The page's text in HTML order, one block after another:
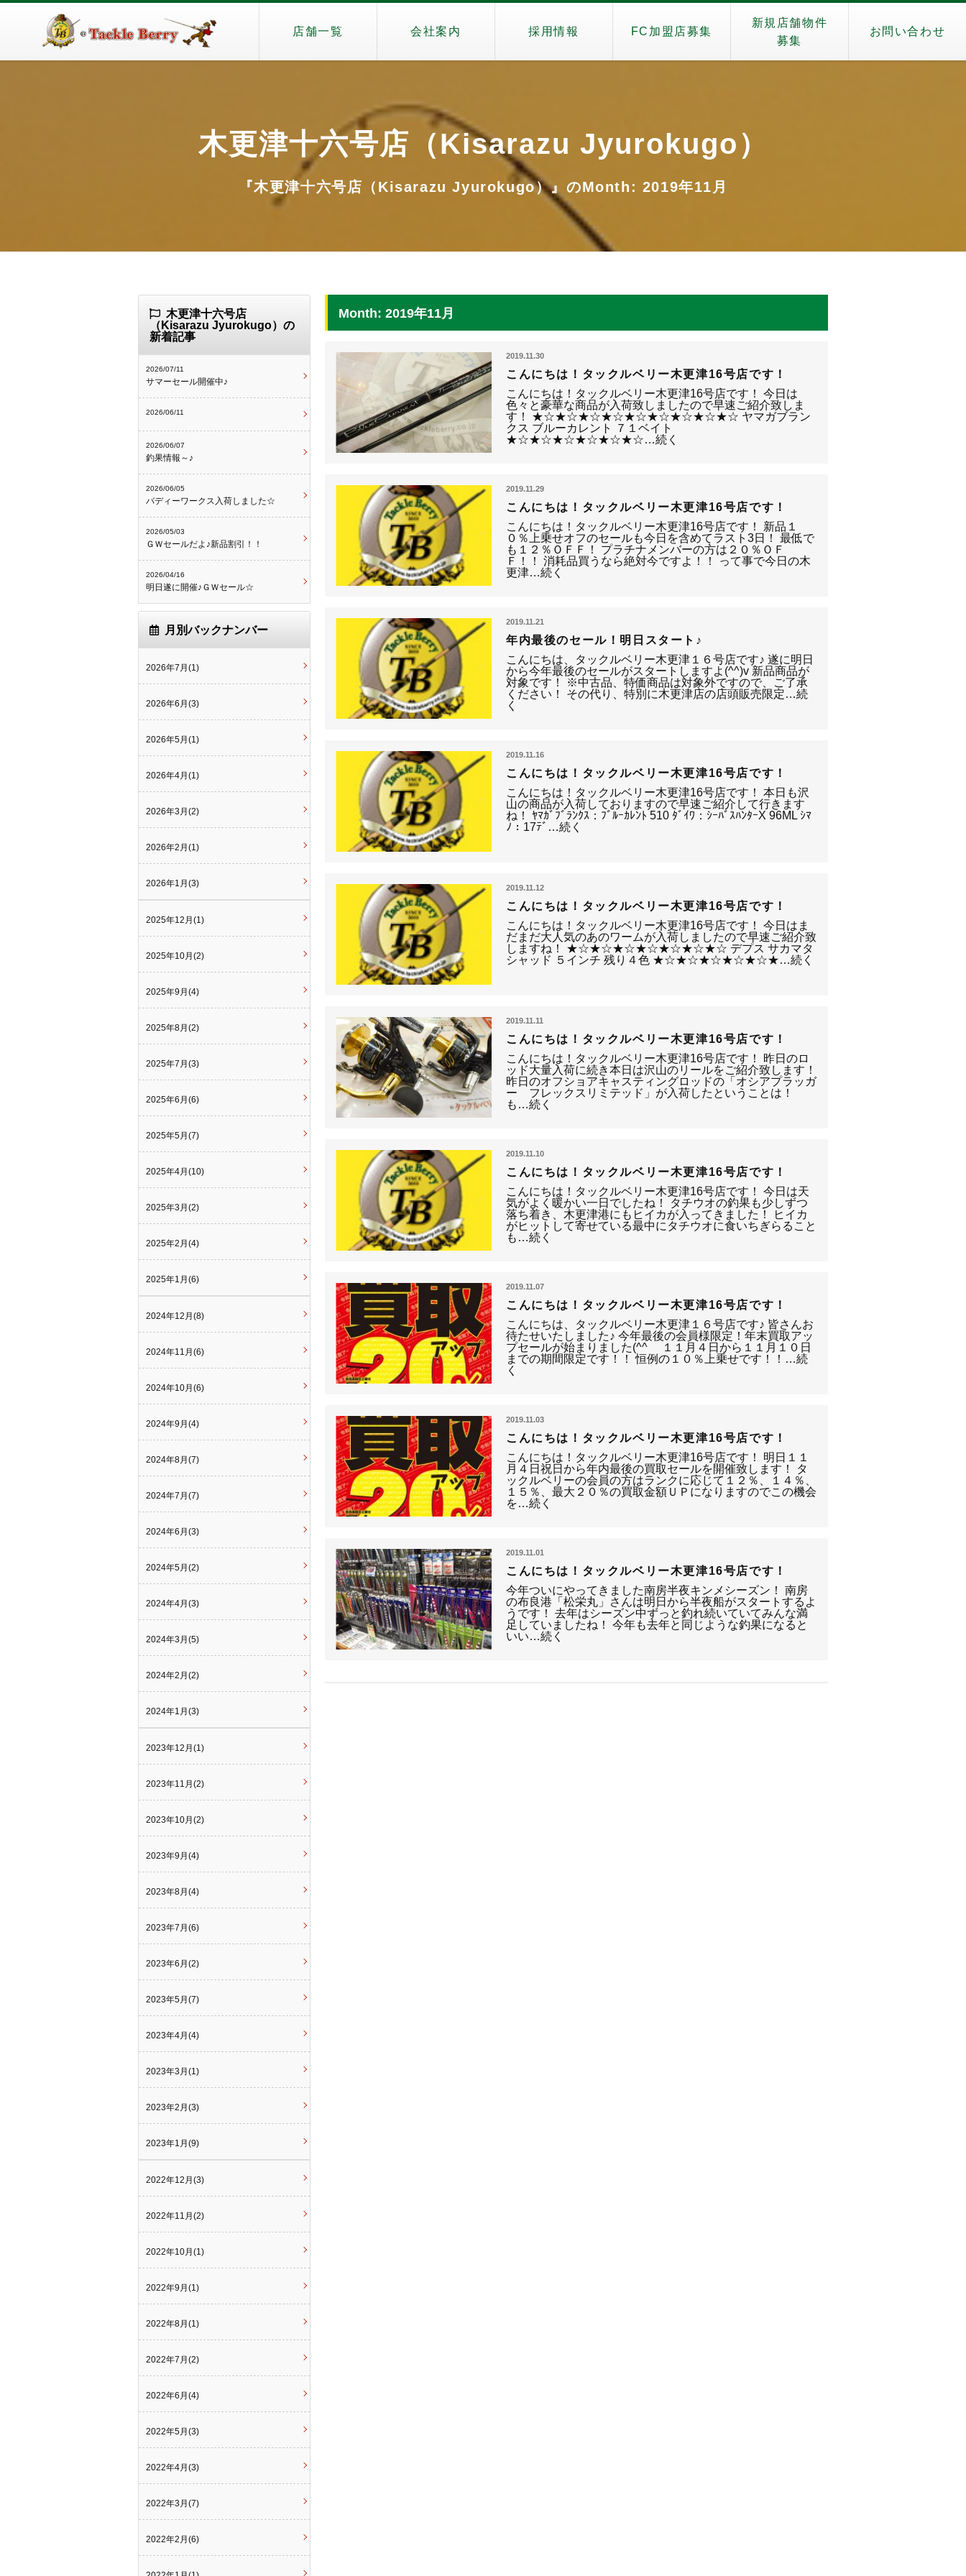
店舗一覧 会社案内 採用情報 FC加盟店募集
新規店舗物件
募集
お問い合わせ
木更津十六号店（Kisarazu Jyurokugo）
『木更津十六号店（Kisarazu Jyurokugo）』のMonth: 2019年11月
Month: 2019年11月
2019.11.30
こんにちは！タックルベリー木更津16号店です！
こんにちは！タックルベリー木更津16号店です！ 今日は
色々と豪華な商品が入荷致しましたので早速ご紹介致しま
す！ ★☆★☆★☆★☆★☆★☆★☆★☆★☆ ヤマガブラン
クス ブルーカレント ７１ベイト
★☆★☆★☆★☆★☆★☆…続く
2019.11.29
こんにちは！タックルベリー木更津16号店です！
こんにちは！タックルベリー木更津16号店です！ 新品１
０％上乗せオフのセールも今日を含めてラスト3日！ 最低で
も１２％ＯＦＦ！ プラチナメンバーの方は２０％ＯＦ
Ｆ！！ 消耗品買うなら絶対今ですよ！！ って事で今日の木
更津…続く
2019.11.21
年内最後のセール！明日スタート♪
こんにちは、タックルベリー木更津１６号店です♪ 遂に明日
から今年最後のセールがスタートしますよ(^^)v 新品商品が
対象です！ ※中古品、特価商品は対象外ですので、ご了承
ください！ その代り、特別に木更津店の店頭販売限定…続
く
2019.11.16
こんにちは！タックルベリー木更津16号店です！
こんにちは！タックルベリー木更津16号店です！ 本日も沢
山の商品が入荷しておりますので早速ご紹介して行きます
ね！ ﾔﾏｶﾞﾌﾞﾗﾝｸｽ：ﾌﾞﾙｰｶﾚﾝﾄ 510 ﾀﾞｲﾜ：ｼｰﾊﾞｽﾊﾝﾀｰX 96ML ｼﾏ
ﾉ：17ﾃﾞ…続く
2019.11.12
こんにちは！タックルベリー木更津16号店です！
こんにちは！タックルベリー木更津16号店です！ 今日はま
だまだ大人気のあのワームが入荷しましたので早速ご紹介致
しますね！ ★☆★☆★☆★☆★☆★☆★☆ デプス サカマタ
シャッド ５インチ 残り４色 ★☆★☆★☆★☆★☆★…続く
2019.11.11
こんにちは！タックルベリー木更津16号店です！
こんにちは！タックルベリー木更津16号店です！ 昨日のロ
ッド大量入荷に続き本日は沢山のリールをご紹介致します！
昨日のオフショアキャスティングロッドの「オシアプラッガ
ー フレックスリミテッド」が入荷したということは！
も…続く
2019.11.10
こんにちは！タックルベリー木更津16号店です！
こんにちは！タックルベリー木更津16号店です！ 今日は天
気がよく暖かい一日でしたね！ タチウオの釣果も少しずつ
落ち着き、木更津港にもヒイカが入ってきました！ ヒイカ
がヒットして寄せている最中にタチウオに食いちぎらること
も…続く
2019.11.07
こんにちは！タックルベリー木更津16号店です！
こんにちは、タックルベリー木更津１６号店です♪ 皆さんお
待たせいたしました♪ 今年最後の会員様限定！年末買取アッ
プセールが始まりました(^^ゞ １１月４日から１１月１０日
までの期間限定です！！ 恒例の１０％上乗せです！！…続
く
2019.11.03
こんにちは！タックルベリー木更津16号店です！
こんにちは！タックルベリー木更津16号店です！ 明日１１
月４日祝日から年内最後の買取セールを開催致します！ タ
ックルベリーの会員の方はランクに応じて１２％、１４％、
１５％、最大２０％の買取金額ＵＰになりますのでこの機会
を…続く
2019.11.01
こんにちは！タックルベリー木更津16号店です！
今年ついにやってきました南房半夜キンメシーズン！ 南房
の布良港「松栄丸」さんは明日から半夜船がスタートするよ
うです！ 去年はシーズン中ずっと釣れ続いていてみんな満
足していましたね！ 今年も去年と同じような釣果になると
いい…続く
木更津十六号店
（Kisarazu Jyurokugo）の
新着記事
2026/07/11
サマーセール開催中♪
2026/06/11
2026/06/07
釣果情報～♪
2026/06/05
バディーワークス入荷しました☆
2026/05/03
ＧＷセールだよ♪新品割引！！
2026/04/16
明日遂に開催♪ＧＷセール☆
月別バックナンバー
2026年7月(1)
2026年6月(3)
2026年5月(1)
2026年4月(1)
2026年3月(2)
2026年2月(1)
2026年1月(3)
2025年12月(1)
2025年10月(2)
2025年9月(4)
2025年8月(2)
2025年7月(3)
2025年6月(6)
2025年5月(7)
2025年4月(10)
2025年3月(2)
2025年2月(4)
2025年1月(6)
2024年12月(8)
2024年11月(6)
2024年10月(6)
2024年9月(4)
2024年8月(7)
2024年7月(7)
2024年6月(3)
2024年5月(2)
2024年4月(3)
2024年3月(5)
2024年2月(2)
2024年1月(3)
2023年12月(1)
2023年11月(2)
2023年10月(2)
2023年9月(4)
2023年8月(4)
2023年7月(6)
2023年6月(2)
2023年5月(7)
2023年4月(4)
2023年3月(1)
2023年2月(3)
2023年1月(9)
2022年12月(3)
2022年11月(2)
2022年10月(1)
2022年9月(1)
2022年8月(1)
2022年7月(2)
2022年6月(4)
2022年5月(3)
2022年4月(3)
2022年3月(7)
2022年2月(6)